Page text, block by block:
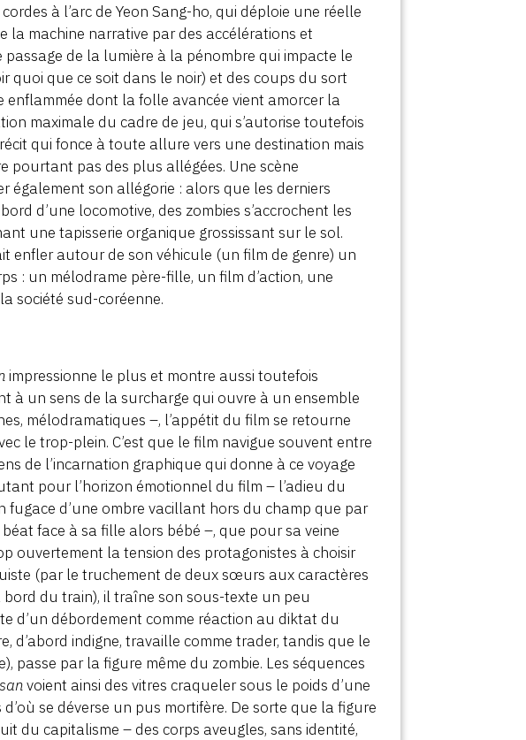
à l’arc de Yeon Sang-ho, qui déploie une réelle
la machine narrative par des accélérations et
de la lumière à la pénombre qui impacte le
quoi que ce soit dans le noir) et des coups du sort
enflammée dont la folle avancée vient amorcer la
maximale du cadre de jeu, qui s’autorise toutefois
qui fonce à toute allure vers une destination mais
pourtant pas des plus allégées. Une scène
son allégorie : alors que les derniers
d’une locomotive, des zombies s’accrochent les
une tapisserie organique grossissant sur le sol.
enfler autour de son véhicule (un film de genre) un
: un mélodrame père-fille, un film d’action, une
société sud-coréenne.
impressionne le plus et montre aussi toutefois
à un sens de la surcharge qui ouvre à un ensemble
mélodramatiques –, l’appétit du film se retourne
le trop-plein. C’est que le film navigue souvent entre
de l’incarnation graphique qui donne à ce voyage
pour l’horizon émotionnel du film – l’adieu du
fugace d’une ombre vacillant hors du champ que par
face à sa fille alors bébé –, que pour sa veine
ouvertement la tension des protagonistes à choisir
(par le truchement de deux sœurs aux caractères
du train), il traîne son sous-texte un peu
d’un débordement comme réaction au diktat du
d’abord indigne, travaille comme trader, tandis que le
passe par la figure même du zombie. Les séquences
voient ainsi des vitres craqueler sous le poids d’une
se déverse un pus mortifère. De sorte que la figure
du capitalisme – des corps aveugles, sans identité,